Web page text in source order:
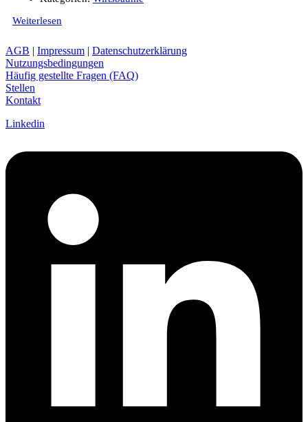
Weiterlesen
AGB | Impressum | Datenschutzerklärung
Nutzungsbedingungen
Häufig gestellte Fragen (FAQ)
Stellen
Kontakt
Linkedin